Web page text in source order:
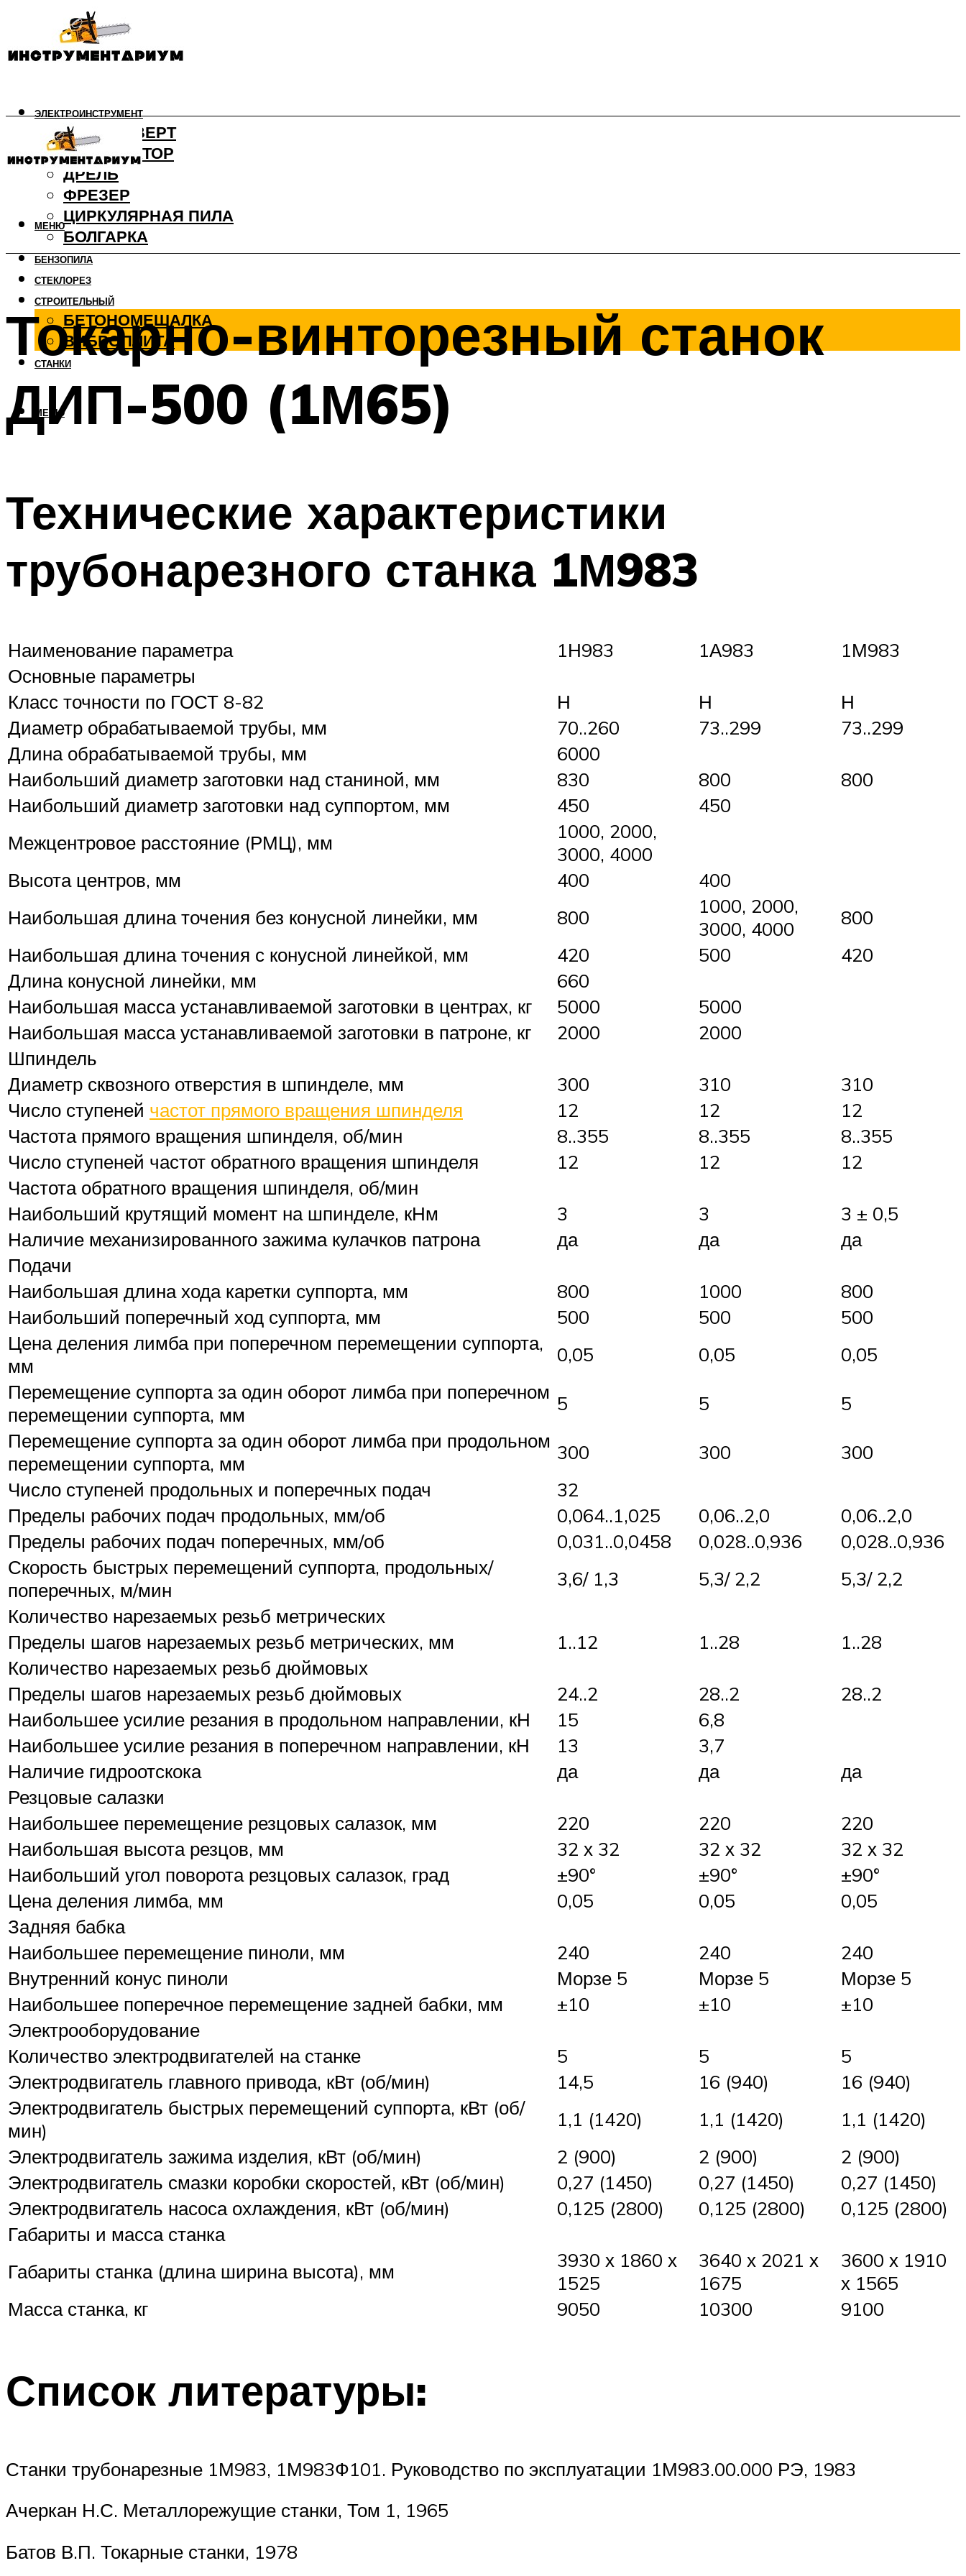
ЭЛЕКТРОИНСТРУМЕНТ
ШУРУПОВЕРТ
ПЕРФОРАТОР
ДРЕЛЬ
ФРЕЗЕР
ЦИРКУЛЯРНАЯ ПИЛА
БОЛГАРКА
БЕНЗОПИЛА
СТЕКЛОРЕЗ
СТРОИТЕЛЬНЫЙ
БЕТОНОМЕШАЛКА
ВИБРОПЛИТА
СТАНКИ
МЕНЮ
МЕНЮ
Токарно-винторезный станок
ДИП-500 (1М65)
Технические характеристики
трубонарезного станка 1М983
Наименование параметра 1Н983 1А983
1М983
Основные параметры
Класс точности по ГОСТ 8-82
Н Н
Н
Диаметр обрабатываемой трубы, мм
70..260 73..299
73..299
Длина обрабатываемой трубы, мм
6000
Наибольший диаметр заготовки над станиной, мм
830 800
800
Наибольший диаметр заготовки над суппортом, мм
450
450
Межцентровое расстояние (РМЦ), мм
1000, 2000,
3000, 4000
Высота центров, мм
400
400
Наибольшая длина точения без конусной линейки, мм
800
1000, 2000,
3000, 4000
800
Наибольшая длина точения с конусной линейкой, мм
420 500
420
Длина конусной линейки, мм
660
Наибольшая масса устанавливаемой заготовки в центрах, кг
5000
5000
Наибольшая масса устанавливаемой заготовки в патроне, кг
2000
2000
Шпиндель
Диаметр сквозного отверстия в шпинделе, мм
300 310
310
Число ступеней частот прямого вращения шпинделя 12 12
12
Частота прямого вращения шпинделя, об/мин
8..355 8..355
8..355
Число ступеней частот обратного вращения шпинделя
12 12
12
Частота обратного вращения шпинделя, об/мин
Наибольший крутящий момент на шпинделе, кНм
3 3
3 ± 0,5
Наличие механизированного зажима кулачков патрона
да да
да
Подачи
Наибольшая длина хода каретки суппорта, мм
800 1000
800
Наибольший поперечный ход суппорта, мм
500 500
500
Цена деления лимба при поперечном перемещении суппорта,
мм
0,05 0,05
0,05
Перемещение суппорта за один оборот лимба при поперечном
перемещении суппорта, мм
5 5
5
Перемещение суппорта за один оборот лимба при продольном
перемещении суппорта, мм
300 300
300
Число ступеней продольных и поперечных подач
32
Пределы рабочих подач продольных, мм/об
0,064..1,025 0,06..2,0
0,06..2,0
Пределы рабочих подач поперечных, мм/об
0,031..0,0458 0,028..0,936
0,028..0,936
Скорость быстрых перемещений суппорта, продольных/
поперечных, м/мин
3,6/ 1,3 5,3/ 2,2
5,3/ 2,2
Количество нарезаемых резьб метрических
Пределы шагов нарезаемых резьб метрических, мм
1..12 1..28
1..28
Количество нарезаемых резьб дюймовых
Пределы шагов нарезаемых резьб дюймовых
24..2 28..2
28..2
Наибольшее усилие резания в продольном направлении, кН
15
6,8
Наибольшее усилие резания в поперечном направлении, кН
13
3,7
Наличие гидроотскока
да да
да
Резцовые салазки
Наибольшее перемещение резцовых салазок, мм
220 220
220
Наибольшая высота резцов, мм
32 х 32 32 х 32
32 х 32
Наибольший угол поворота резцовых салазок, град
±90° ±90°
±90°
Цена деления лимба, мм
0,05 0,05
0,05
Задняя бабка
Наибольшее перемещение пиноли, мм
240 240
240
Внутренний конус пиноли
Морзе 5 Морзе 5
Морзе 5
Наибольшее поперечное перемещение задней бабки, мм
±10 ±10
±10
Электрооборудование
Количество электродвигателей на станке
5 5
5
Электродвигатель главного привода, кВт (об/мин)
14,5 16 (940)
16 (940)
Электродвигатель быстрых перемещений суппорта, кВт (об/
мин)
1,1 (1420) 1,1 (1420)
1,1 (1420)
Электродвигатель зажима изделия, кВт (об/мин)
2 (900) 2 (900)
2 (900)
Электродвигатель смазки коробки скоростей, кВт (об/мин)
0,27 (1450) 0,27 (1450)
0,27 (1450)
Электродвигатель насоса охлаждения, кВт (об/мин)
0,125 (2800) 0,125 (2800)
0,125 (2800)
Габариты и масса станка
Габариты станка (длина ширина высота), мм
3930 х 1860 х
1525
3640 х 2021 х
1675
3600 х 1910
х 1565
Масса станка, кг
9050 10300 9100
Список литературы:
Станки трубонарезные 1М983, 1М983Ф101. Руководство по эксплуатации 1М983.00.000 РЭ, 1983
Ачеркан Н.С. Металлорежущие станки, Том 1, 1965
Батов В.П. Токарные станки, 1978